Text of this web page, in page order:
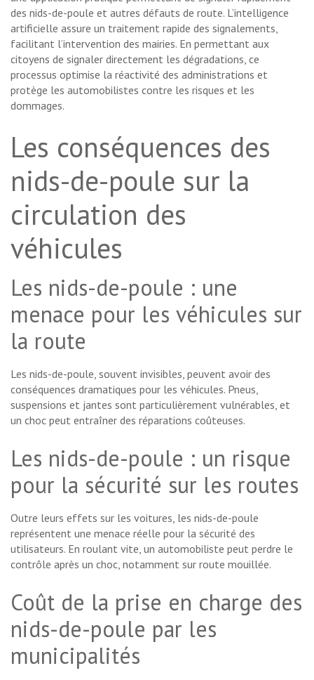
des nids-de-poule et autres défauts de route. L’intelligence
artificielle assure un traitement rapide des signalements,
facilitant l’intervention des mairies. En permettant aux
citoyens de signaler directement les dégradations, ce
processus optimise la réactivité des administrations et
protège les automobilistes contre les risques et les
dommages.
Les conséquences des
nids-de-poule sur la
circulation des
véhicules
Les nids-de-poule : une
menace pour les véhicules sur
la route
Les nids-de-poule, souvent invisibles, peuvent avoir des
conséquences dramatiques pour les véhicules. Pneus,
suspensions et jantes sont particulièrement vulnérables, et
un choc peut entraîner des réparations coûteuses.
Les nids-de-poule : un risque
pour la sécurité sur les routes
Outre leurs effets sur les voitures, les nids-de-poule
représentent une menace réelle pour la sécurité des
utilisateurs. En roulant vite, un automobiliste peut perdre le
contrôle après un choc, notamment sur route mouillée.
Coût de la prise en charge des
nids-de-poule par les
municipalités